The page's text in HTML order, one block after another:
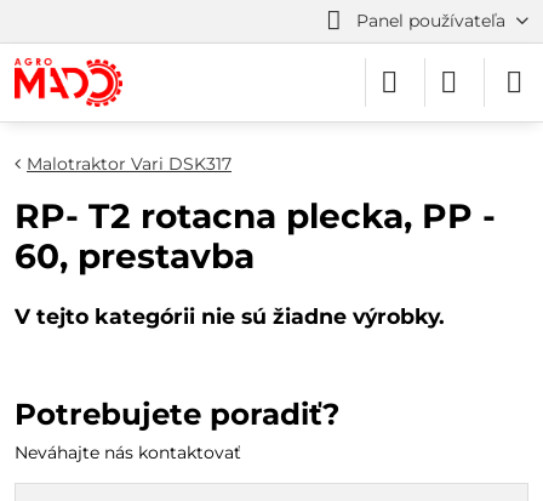
Panel používateľa
Malotraktor Vari DSK317
RP- T2 rotacna plecka, PP -
60, prestavba
Potrebujete poradiť?
Neváhajte nás kontaktovať